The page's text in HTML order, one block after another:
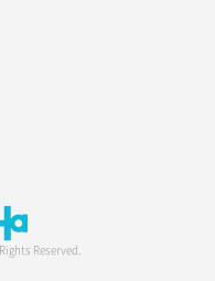
Reserved.